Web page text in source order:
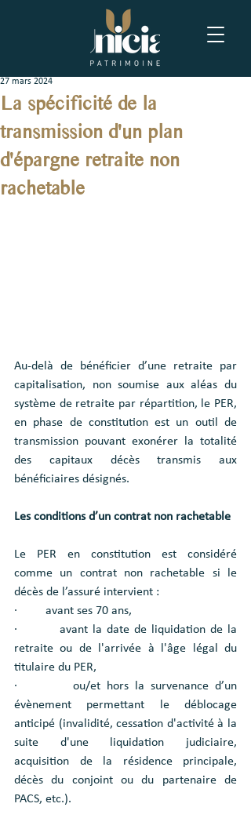
La spécificité de la
transmission d'un plan
d'épargne retraite non
rachetable
27 mars 2024
Au-delà de bénéficier d’une retraite par
capitalisation, non soumise aux aléas du
système de retraite par répartition, le PER,
en phase de constitution est un outil de
transmission pouvant exonérer la totalité
des capitaux décès transmis aux
bénéficiaires désignés.
Les conditions d’un contrat non rachetable
Le PER en constitution est considéré
comme un contrat non rachetable si le
décès de l’assuré intervient :
·         avant ses 70 ans,
·         avant la date de liquidation de la
retraite ou de l'arrivée à l'âge légal du
titulaire du PER,
·         ou/et hors la survenance d’un
évènement permettant le déblocage
anticipé (invalidité, cessation d'activité à la
suite d'une liquidation judiciaire,
acquisition de la résidence principale,
décès du conjoint ou du partenaire de
PACS, etc.).